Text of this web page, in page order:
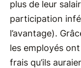
plus de leur
participation
l’avantage).
les employés
frais qu’ils